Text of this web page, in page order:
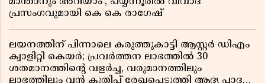
പ്രസംഗവുമായി കെ കെ രാഗേഷ്
ലയനത്തിന് പിന്നാലെ കരുത്തുകാട്ടി ആസ്റ്റർ ഡിഎം
ക്വാളിറ്റി കെയർ; പ്രവർത്തന ലാഭത്തിൽ 30
ശതമാനത്തിൻ്റെ വളർച്ച, വരുമാനത്തിലും